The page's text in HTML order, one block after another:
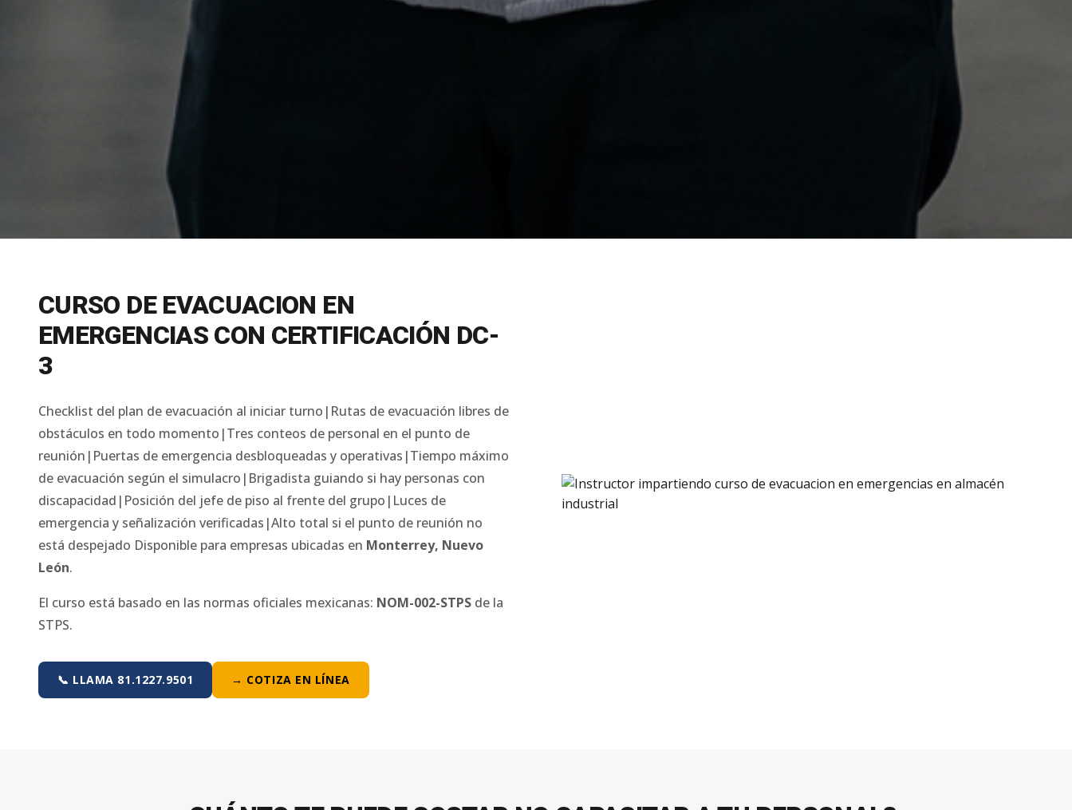
CURSO DE EVACUACION EN
EMERGENCIAS CON CERTIFICACIÓN DC-
3
Checklist del plan de evacuación al iniciar turno|Rutas de evacuación libres de
obstáculos en todo momento|Tres conteos de personal en el punto de
reunión|Puertas de emergencia desbloqueadas y operativas|Tiempo máximo
de evacuación según el simulacro|Brigadista guiando si hay personas con
discapacidad|Posición del jefe de piso al frente del grupo|Luces de
emergencia y señalización verificadas|Alto total si el punto de reunión no
está despejado Disponible para empresas ubicadas en Monterrey, Nuevo
León.
El curso está basado en las normas oficiales mexicanas: NOM-002-STPS de la
STPS.
📞 LLAMA 81.1227.9501 → COTIZA EN LÍNEA